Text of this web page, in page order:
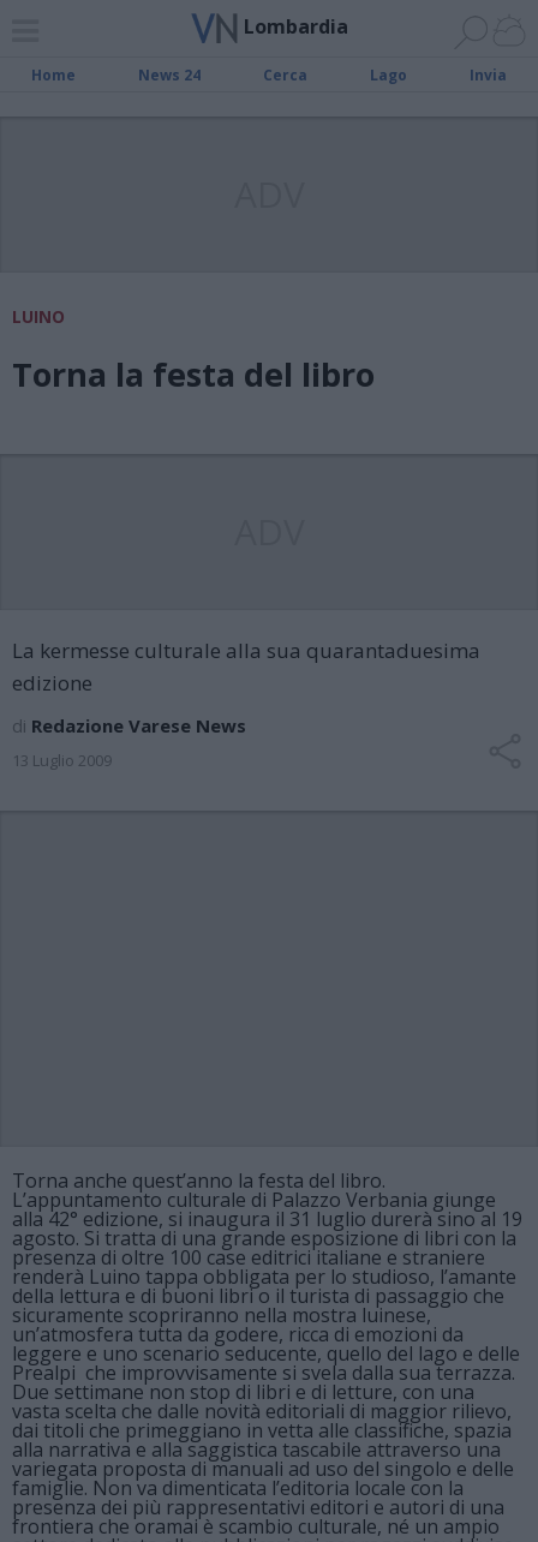
Lombardia
Home News 24 Cerca Lago Invia
LUINO
Torna la festa del libro
La kermesse culturale alla sua quarantaduesima
edizione
di Redazione Varese News
13 Luglio 2009
Torna anche quest’anno la festa del libro.
L’appuntamento culturale di Palazzo Verbania giunge
alla 42° edizione, si inaugura il 31 luglio durerà sino al 19
agosto. Si tratta di una grande esposizione di libri con la
presenza di oltre 100 case editrici italiane e straniere
renderà Luino tappa obbligata per lo studioso, l’amante
della lettura e di buoni libri o il turista di passaggio che
sicuramente scopriranno nella mostra luinese,
un’atmosfera tutta da godere, ricca di emozioni da
leggere e uno scenario seducente, quello del lago e delle
Prealpi che improvvisamente si svela dalla sua terrazza.
Due settimane non stop di libri e di letture, con una
vasta scelta che dalle novità editoriali di maggior rilievo,
dai titoli che primeggiano in vetta alle classifiche, spazia
alla narrativa e alla saggistica tascabile attraverso una
variegata proposta di manuali ad uso del singolo e delle
famiglie. Non va dimenticata l’editoria locale con la
presenza dei più rappresentativi editori e autori di una
frontiera che oramai è scambio culturale, né un ampio